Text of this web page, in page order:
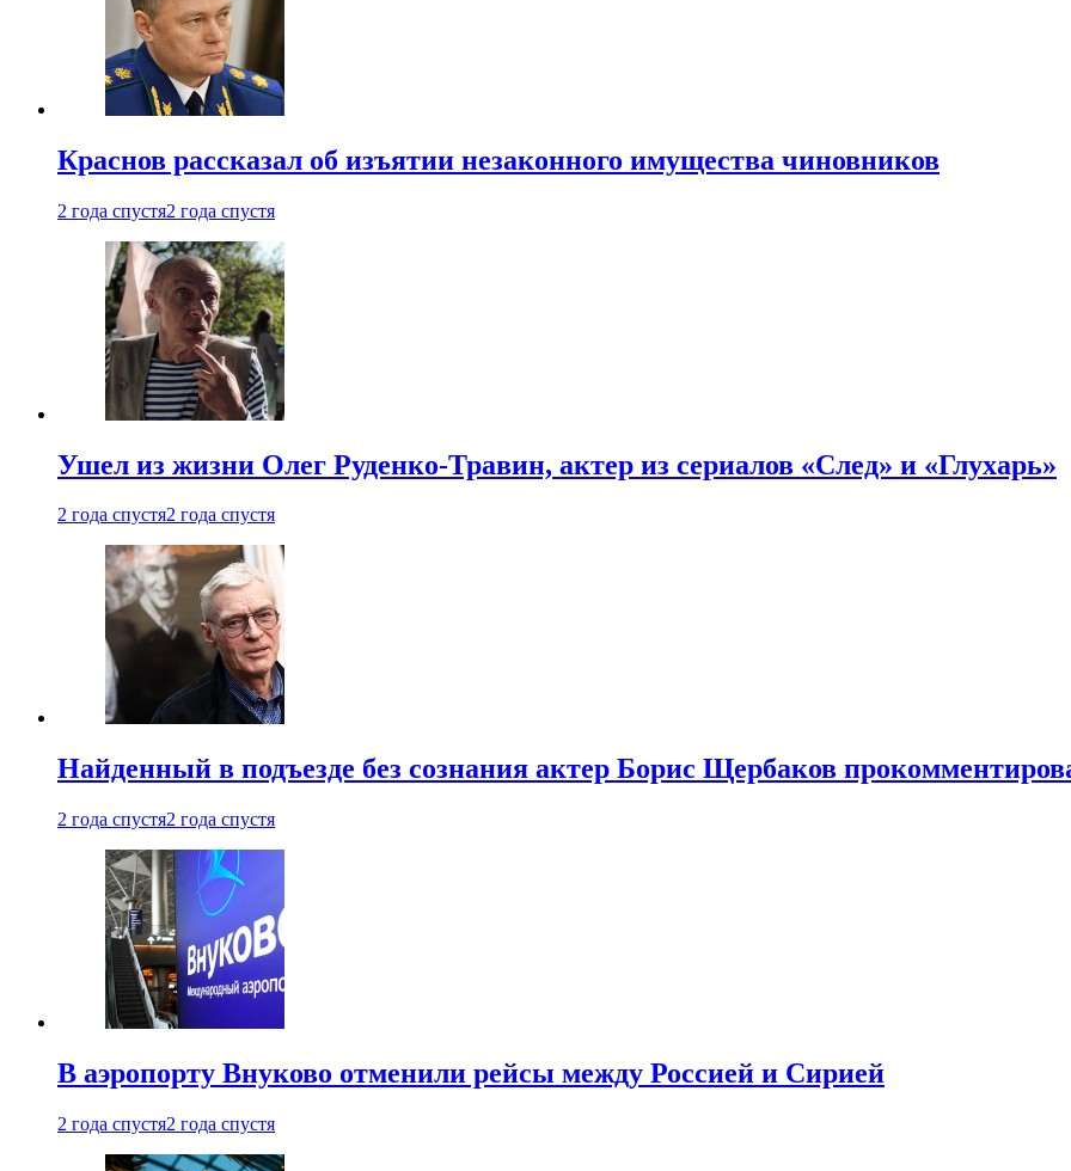
Краснов рассказал об изъятии незаконного имущества чиновников
2 года спустя2 года спустя
Ушел из жизни Олег Руденко-Травин, актер из сериалов «След» и «Глухарь»
2 года спустя2 года спустя
Найденный в подъезде без сознания актер Борис Щербаков
2 года спустя2 года спустя
В аэропорту Внуково отменили рейсы между Россией и Сирией
2 года спустя2 года спустя